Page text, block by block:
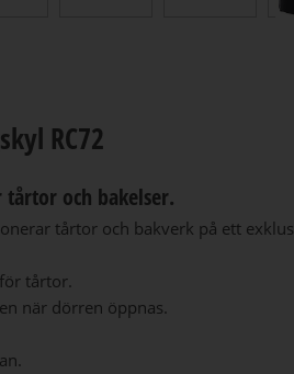
RC72
och bakelser.
tårtor och bakverk på ett
tårtor.
när dörren öppnas.
.